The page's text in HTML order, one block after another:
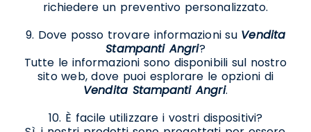
richiedere un preventivo personalizzato.
9. Dove posso trovare informazioni su Vendita
Stampanti Angri?
Tutte le informazioni sono disponibili sul nostro
sito web, dove puoi esplorare le opzioni di
Vendita Stampanti Angri.
10. È facile utilizzare i vostri dispositivi?